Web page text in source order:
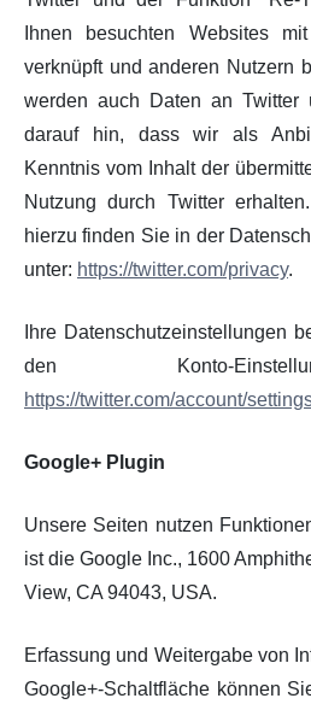
Ihnen besuchten Websites
verknüpft und anderen Nutzern
werden auch Daten an Twitter
darauf hin, dass wir als
Kenntnis vom Inhalt der
Nutzung durch Twitter
hierzu finden Sie in der
unter: https://twitter.com/privacy.
Ihre Datenschutzeinstellungen
den Konto-
https://twitter.com/account/
Google+ Plugin
Unsere Seiten nutzen
ist die Google Inc., 1600
View, CA 94043, USA.
Erfassung und Weitergabe von
Google+-Schaltfläche können